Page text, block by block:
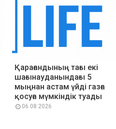
Қарағандының тағы екі
шағынауданындағы 5
мыңнан астам үйді газға
қосуға мүмкіндік туады
06 08 2026